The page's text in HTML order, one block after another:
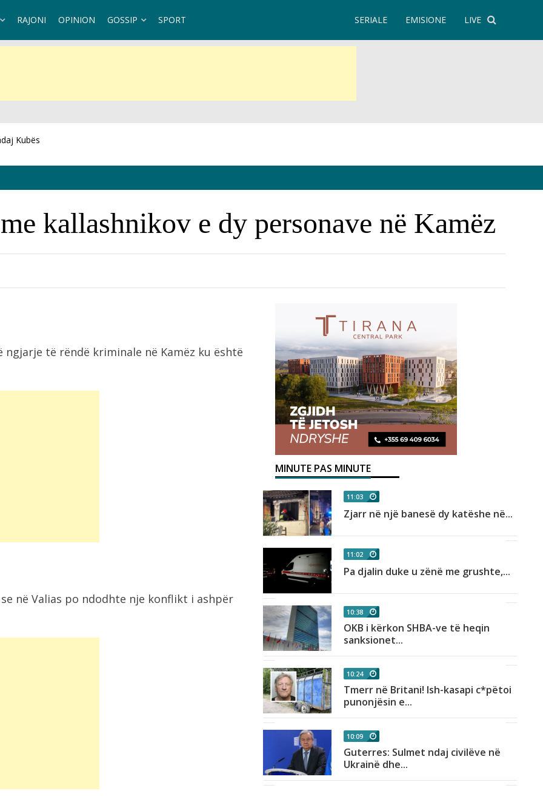
RAJONI OPINION GOSSIP SPORT LIVE
EMISIONE
SERIALE
Kubës
kallashnikov e dy personave në Kamëz
të rëndë kriminale në Kamëz ku është
në Valias po ndodhte nje konflikt i ashpër
MINUTE PAS MINUTE
Konsumi i ulët i sheqerit për fëmijët...
Ukraina godet rafineri ruse me dronë,
“E kemi humbur besimin te Infantino”,
11:03
Zjarr në një banesë dy katëshe në...
11:02
Pa djalin duke u zënë me grushte,...
10:38
OKB i kërkon SHBA-ve të heqin
sanksionet...
10:24
Tmerr në Britani! Ish-kasapi c*pëtoi
punonjësin e...
10:09
Guterres: Sulmet ndaj civilëve në
Ukrainë dhe...